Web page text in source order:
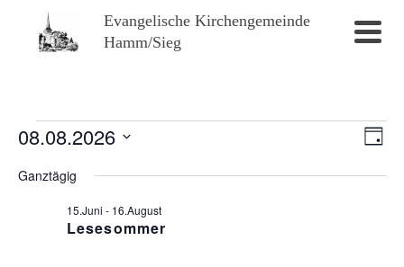
Evangelische Kirchengemeinde
Hamm/Sieg
Veranstaltungen
for
8.August
2026
Tag
08.08.2026
wählen.
Ganztägig
Lesesommer
15.Juni - 16.August